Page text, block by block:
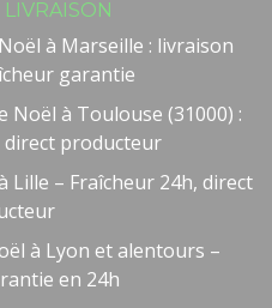
à Marseille : livraison
garantie
Noël à Toulouse (31000) :
producteur
Lille – Fraîcheur 24h, direct
à Lyon et alentours –
en 24h